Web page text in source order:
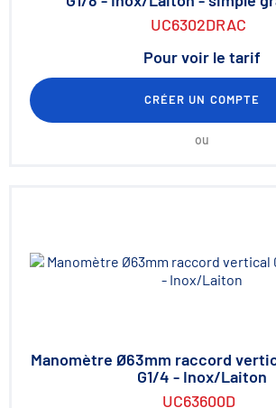
UC6302DRAC
Pour voir le tarif
CRÉER UN COMPTE
ou
Manomètre Ø63mm raccord
G1/4 - Inox/Laiton
UC63600D